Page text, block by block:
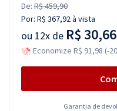
De: R$ 459,90
Por: R$ 367,92à vista
ou 12x de R$ 30,66
Economize R$ 91,98 (-
Garantia de